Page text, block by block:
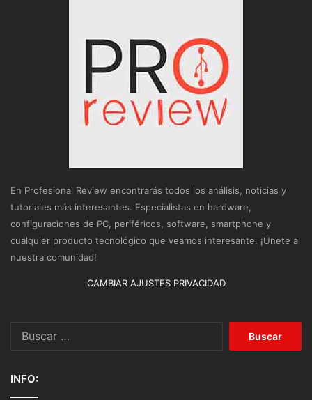
En Profesional Review encontrarás todos los análisis, noticias y
tutoriales más interesantes. Especialistas en hardware,
configuraciones de PC, periféricos, software, smartphone y
cualquier producto tecnológico que veamos interesante. ¡Únete a
nuestra comunidad!
CAMBIAR AJUSTES PRIVACIDAD
INFO: